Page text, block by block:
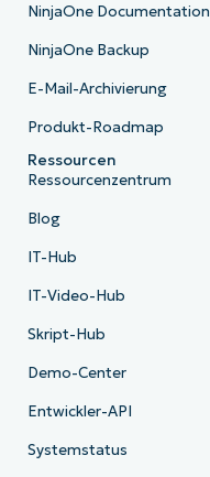
NinjaOne Documentation
NinjaOne Backup
E-Mail-Archivierung
Produkt-Roadmap
Ressourcen
Ressourcenzentrum
Blog
IT-Hub
IT-Video-Hub
Skript-Hub
Demo-Center
Entwickler-API
Systemstatus